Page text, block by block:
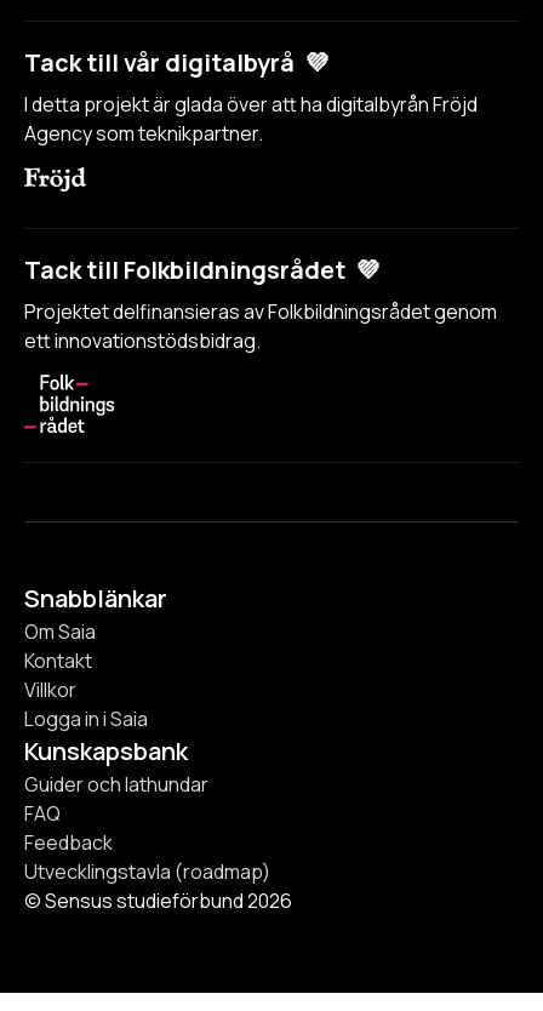
Tack till vår digitalbyrå 💜
I detta projekt är glada över att ha digitalbyrån Fröjd
Agency som teknikpartner.
Tack till Folkbildningsrådet 💜
Projektet delfinansieras av Folkbildningsrådet genom
ett innovationstödsbidrag.
© Sensus studieförbund 2026
Snabblänkar
Om Saia
Kontakt
Villkor
Logga in i Saia
Kunskapsbank
Guider och lathundar
FAQ
Feedback
Utvecklingstavla (roadmap)